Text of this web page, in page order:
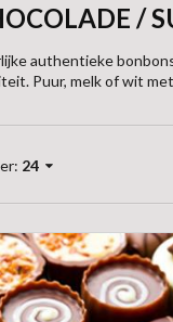
/
authentieke
Puur, melk of wit
24